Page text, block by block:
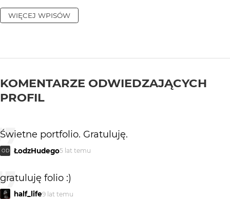
WIĘCEJ WPISÓW
KOMENTARZE ODWIEDZAJĄCYCH
PROFIL
Świetne portfolio. Gratuluję.
OD ŁodzHudego5 lat temu
gratuluję folio :)
half_life9 lat temu